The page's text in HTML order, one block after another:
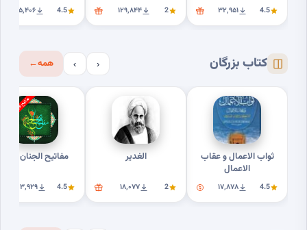
4.5 ۳۲٬۹۵۱ 2 ۱۲۹٬۸۴۴ 4.5 ۲۵٬۴۰۶
کتاب بزرگان ‹
› همه←
ثواب الاعمال و عقاب
الاعمال
4.5 ۱۷٬۸۷۸
الغدیر
2 ۱۸٬۰۷۷
مفاتیح الجنان کامل
4.5 ۲۰۳٬۹۲۹